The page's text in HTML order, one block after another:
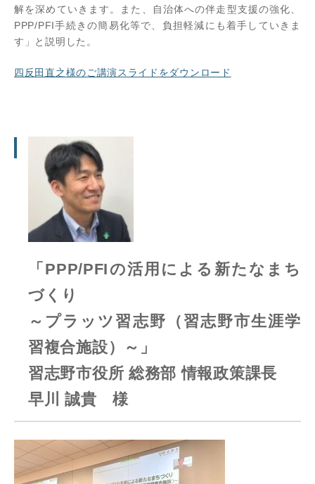
解を深めていきます。また、自治体への伴走型支援の強化、
PPP/PFI手続きの簡易化等で、負担軽減にも着手していきま
す」と説明した。
四反田直之様のご講演スライドをダウンロード
「PPP/PFIの活用による新たなまち
づくり
～プラッツ習志野（習志野市生涯学
習複合施設）～」
習志野市役所 総務部 情報政策課長
早川 誠貴 様